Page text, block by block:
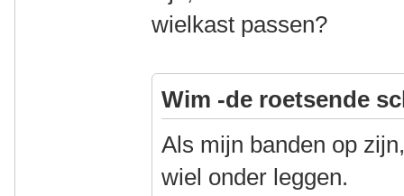
wielkast passen?
Wim -de roetsende
Als mijn banden op
wiel onder leggen.